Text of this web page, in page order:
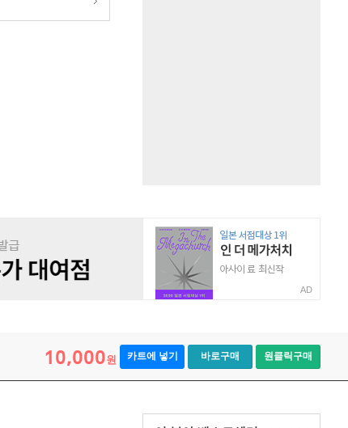
AD
10,000원 카트에 넣기 바로구매 원클릭구매